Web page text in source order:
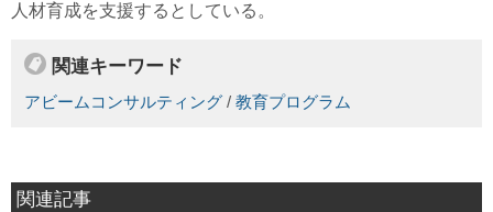
人材育成を支援するとしている。
関連キーワード
アビームコンサルティング / 教育プログラム
関連記事